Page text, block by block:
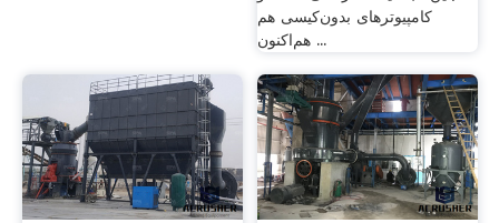
کامپیوترهای بدون‌کیسی هم
هم‌اکنون ...